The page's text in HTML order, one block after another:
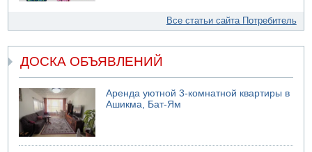
Все статьи сайта Потребитель
ДОСКА ОБЪЯВЛЕНИЙ
Аренда уютной 3-комнатной квартиры в
Ашикма, Бат-Ям